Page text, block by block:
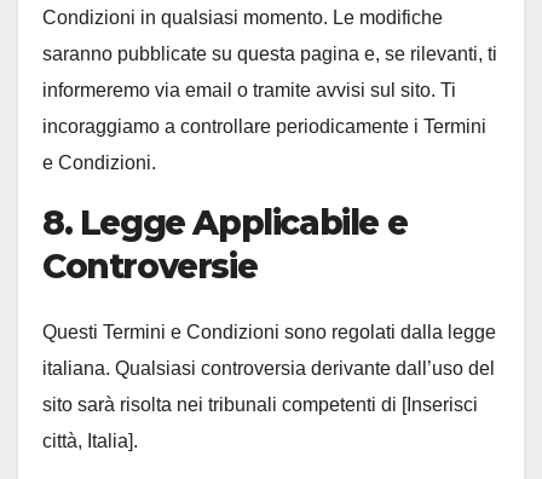
Condizioni in qualsiasi momento. Le modifiche
saranno pubblicate su questa pagina e, se rilevanti, ti
informeremo via email o tramite avvisi sul sito. Ti
incoraggiamo a controllare periodicamente i Termini
e Condizioni.
8. Legge Applicabile e
Controversie
Questi Termini e Condizioni sono regolati dalla legge
italiana. Qualsiasi controversia derivante dall’uso del
sito sarà risolta nei tribunali competenti di [Inserisci
città, Italia].